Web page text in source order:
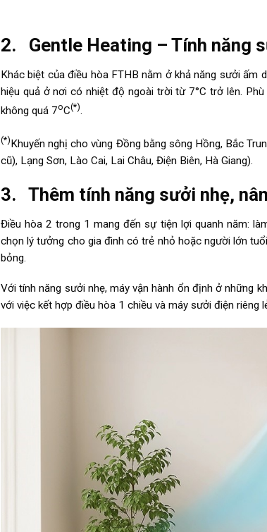
2. Gentle Heating – Tính năng
Khác biệt của điều hòa FTHB nằm ở khả năng sưởi ấm
hiệu quả ở nơi có nhiệt độ ngoài trời từ 7°C trở lên.
không quá 7oC(*).
(*)Khuyến nghị cho vùng Đồng bằng sông Hồng, Bắc
cũ), Lạng Sơn, Lào Cai, Lai Châu, Điện Biên, Hà Giang).
3. Thêm tính năng sưởi nhẹ,
Điều hòa 2 trong 1 mang đến sự tiện lợi quanh năm:
chọn lý tưởng cho gia đình có trẻ nhỏ hoặc người lớn
bỏng.
Với tính năng sưởi nhẹ, máy vận hành ổn định ở những
với việc kết hợp điều hòa 1 chiều và máy sưởi điện riêng